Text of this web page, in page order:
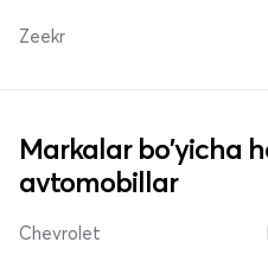
Zeekr
Markalar bo'yicha
avtomobillar
Chevrolet